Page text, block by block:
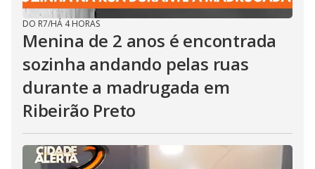
DO R7/HÁ 4 HORAS
Menina de 2 anos é encontrada
sozinha andando pelas ruas
durante a madrugada em
Ribeirão Preto